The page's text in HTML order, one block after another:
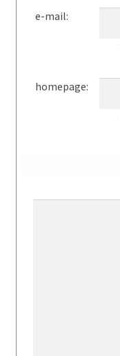
e-mail:
homepage: